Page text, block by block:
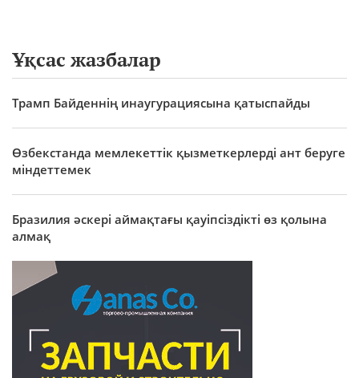
Ұқсас жазбалар
Трамп Байденнің инаугурациясына қатыспайды
Өзбекстанда мемлекеттік қызметкерлерді ант беруге
міндеттемек
Бразилия әскері аймақтағы қауіпсіздікті өз қолына
алмақ